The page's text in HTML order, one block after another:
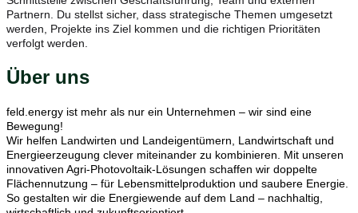
Partnern. Du stellst sicher, dass strategische Themen umgesetzt
werden, Projekte ins Ziel kommen und die richtigen Prioritäten
verfolgt werden.
Über uns
feld.energy ist mehr als nur ein Unternehmen – wir sind eine
Bewegung!
Wir helfen Landwirten und Landeigentümern, Landwirtschaft und
Energieerzeugung clever miteinander zu kombinieren. Mit unseren
innovativen Agri-Photovoltaik-Lösungen schaffen wir doppelte
Flächennutzung – für Lebensmittelproduktion und saubere Energie.
So gestalten wir die Energiewende auf dem Land – nachhaltig,